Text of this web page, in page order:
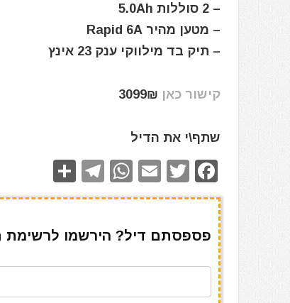
– 2 סוללות 5.0Ah
– מטען מהיר Rapid 6A
– תיק בד מילווקי ענק 23 אינץ
קישור כאן
שתף\י את הדיל
F
a
e
b
T
w
te
r
E
m
l
W
h
s
A
T
el
gr
a
h
e
פספסתם דיל? הירשמו לרשימת